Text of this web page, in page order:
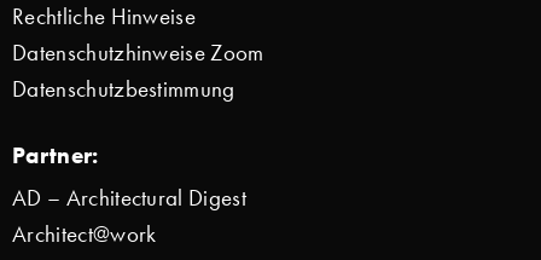
Rechtliche Hinweise
Datenschutzhinweise Zoom
Datenschutzbestimmung
Partner:
AD – Architectural Digest
Architect@work